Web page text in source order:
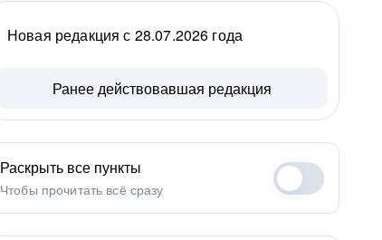
Новая редакция с 28.07.2026 года
Ранее действовавшая редакция
Раскрыть все пункты
Чтобы прочитать всё сразу